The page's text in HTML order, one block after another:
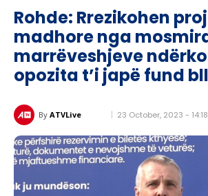
Rohde: Rrezikohen
madhore nga
marrëveshjeve
opozita t’i japë fund
By ATVLive 23 October, 2023 - 14:18